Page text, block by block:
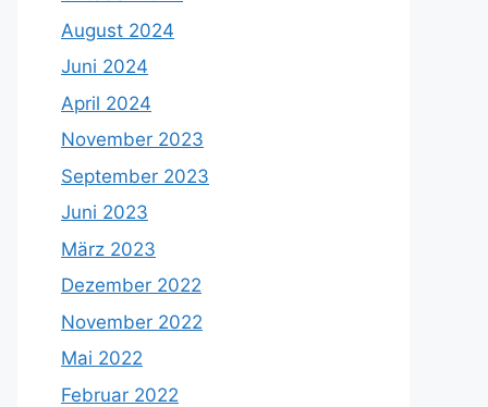
August 2024
Juni 2024
April 2024
November 2023
September 2023
Juni 2023
März 2023
Dezember 2022
November 2022
Mai 2022
Februar 2022